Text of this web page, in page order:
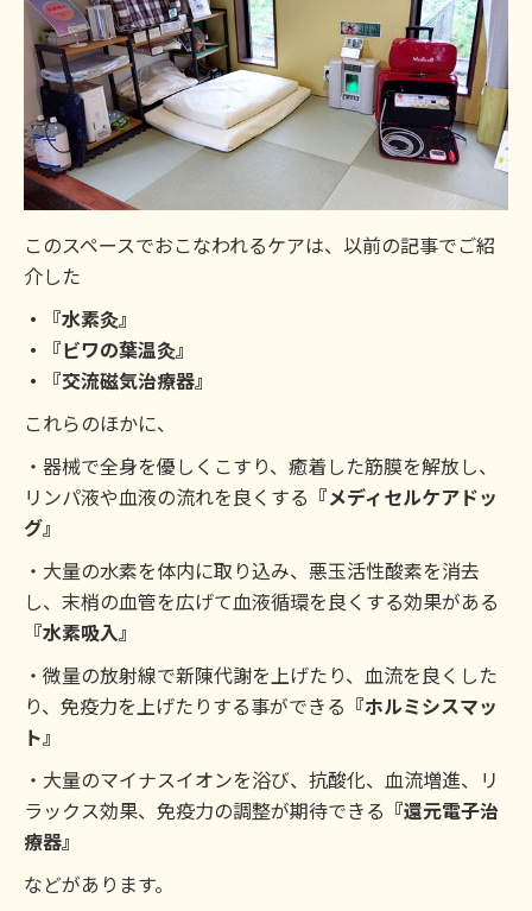
このスペースでおこなわれるケアは、以前の記事でご紹
介した
・『水素灸』
・『ビワの葉温灸』
・『交流磁気治療器』
これらのほかに、
・器械で全身を優しくこすり、癒着した筋膜を解放し、
リンパ液や血液の流れを良くする 『メディセルケアドッ
グ』
・大量の水素を体内に取り込み、悪玉活性酸素を消去
し、末梢の血管を広げて血液循環を良くする効果がある
『水素吸入』
・微量の放射線で新陳代謝を上げたり、血流を良くした
り、免疫力を上げたりする事ができる 『ホルミシスマッ
ト』
・大量のマイナスイオンを浴び、抗酸化、血流増進、リ
ラックス効果、免疫力の調整が期待できる 『還元電子治
療器』
などがあります。